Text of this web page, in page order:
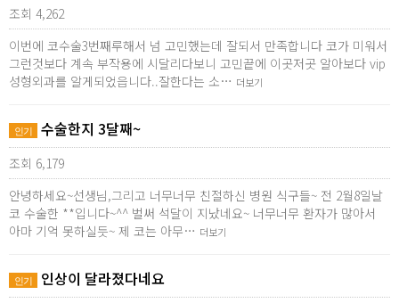
조회 4,262
이번에 코수술3번째루해서 넘 고민했는데 잘되서 만족합니다 코가 미워서
그런것보다 계속 부작용에 시달리다보니 고민끝에 이곳저곳 알아보다 vip
성형외과를 알게되었읍니다..잘한다는 소… 더보기
인기 수술한지 3달째~
조회 6,179
안녕하세요~선생님,그리고 너무너무 친절하신 병원 식구들~ 전 2월8일날
코 수술한 **입니다~^^ 벌써 석달이 지났네요~ 너무너무 환자가 많아서
아마 기억 못하실듯~ 제 코는 아무… 더보기
인기 인상이 달라졌다네요